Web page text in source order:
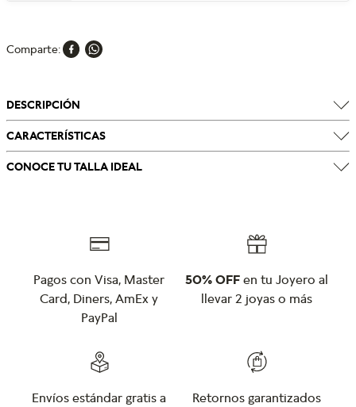
Comparte
DESCRIPCIÓN
CARACTERÍSTICAS
CONOCE TU TALLA IDEAL
Pagos con Visa, Master
Card, Diners, AmEx y
PayPal
50% OFF en tu Joyero al
llevar 2 joyas o más
Envíos estándar gratis a
Retornos garantizados